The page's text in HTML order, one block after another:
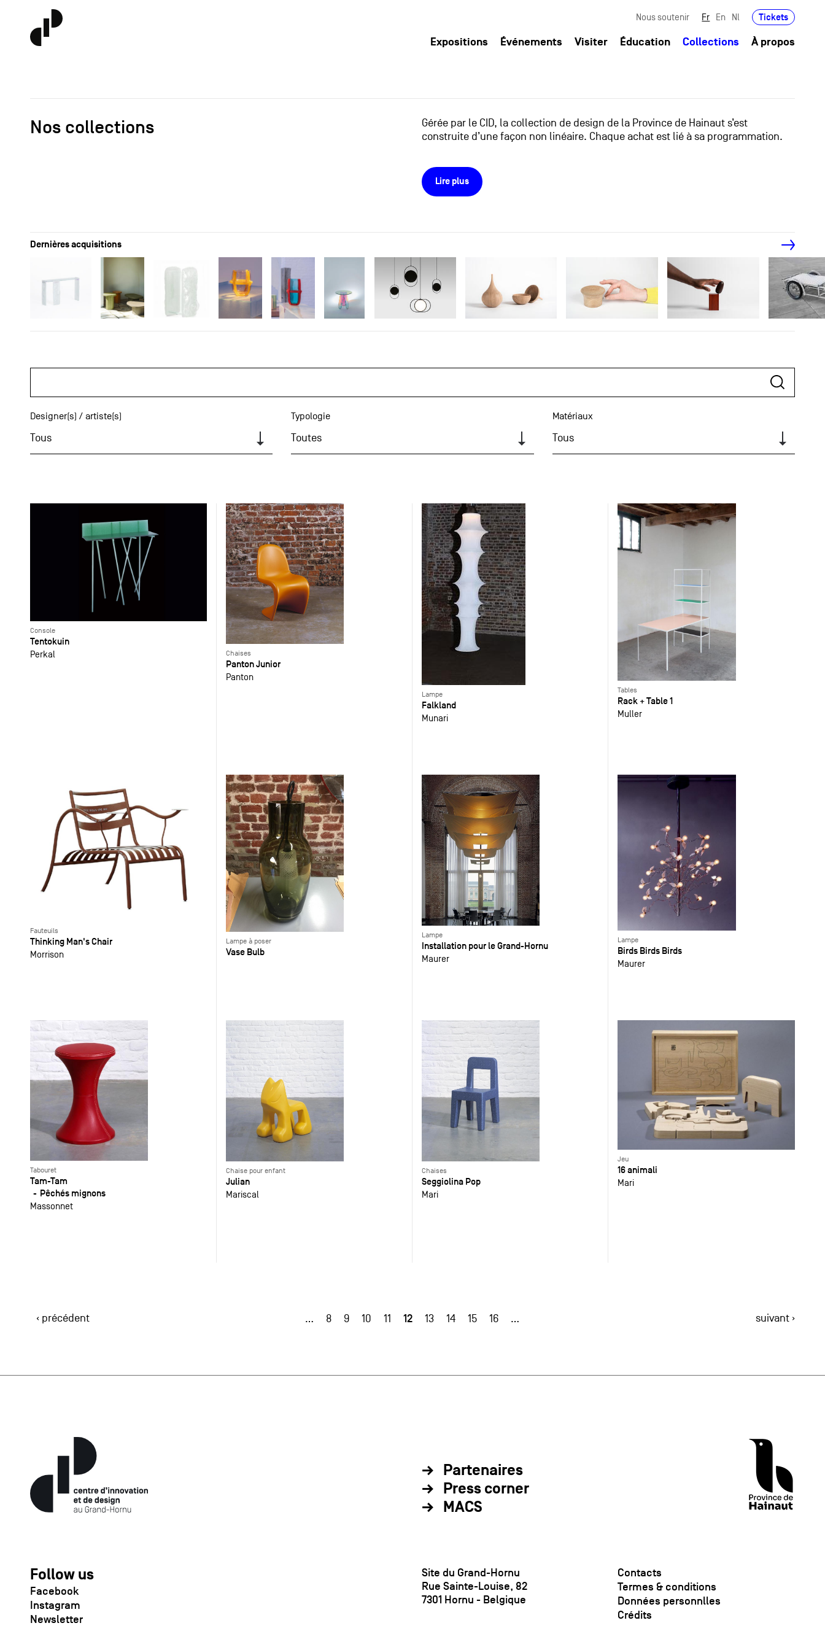
Nous soutenir Fr En Nl Tickets
Expositions Événements Visiter Éducation Collections À propos
Nos collections
Gérée par le CID, la collection de design de la Province de Hainaut s’est
construite d’une façon non linéaire. Chaque achat est lié à sa programmation.
Lire plus
Dernières acquisitions
Designer(s) / artiste(s)
Tous
Typologie
Toutes
Matériaux
Tous
Console
Tentokuin
Perkal Chaises
Panton Junior
Panton
Lampe
Falkland
Munari
Tables
Rack + Table 1
Muller
Fauteuils
Thinking Man's Chair
Morrison
Lampe à poser
Vase Bulb
Lampe
Installation pour le Grand-Hornu
Maurer
Lampe
Birds Birds Birds
Maurer
Tabouret
Tam-Tam
Pêchés mignons
Massonnet
Chaise pour enfant
Julian
Mariscal
Chaises
Seggiolina Pop
Mari
Jeu
16 animali
Mari
‹ précédent … 8 9 10 11 12 13 14 15 16 … suivant ›
Partenaires
Press corner
MACS
Follow us
Facebook
Instagram
Newsletter
Site du Grand-Hornu
Rue Sainte-Louise, 82
7301 Hornu - Belgique
Contacts
Termes & conditions
Données personnlles
Crédits